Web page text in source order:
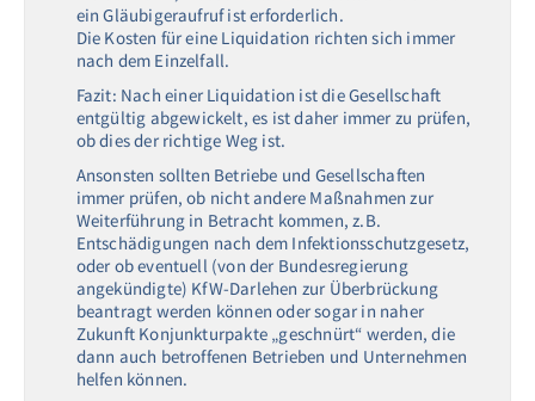
ein Gläubigeraufruf ist erforderlich.
Die Kosten für eine Liquidation richten sich immer
nach dem Einzelfall.
Fazit: Nach einer Liquidation ist die Gesellschaft
entgültig abgewickelt, es ist daher immer zu prüfen,
ob dies der richtige Weg ist.
Ansonsten sollten Betriebe und Gesellschaften
immer prüfen, ob nicht andere Maßnahmen zur
Weiterführung in Betracht kommen, z.B.
Entschädigungen nach dem Infektionsschutzgesetz,
oder ob eventuell (von der Bundesregierung
angekündigte) KfW-Darlehen zur Überbrückung
beantragt werden können oder sogar in naher
Zukunft Konjunkturpakte „geschnürt“ werden, die
dann auch betroffenen Betrieben und Unternehmen
helfen können.